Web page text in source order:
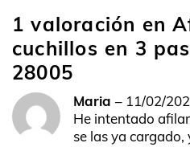
1 valoración en
cuchillos en 3
28005
Maria – 11/02/
He intentado
se las ya